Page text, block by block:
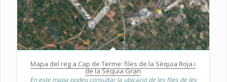
Mapa del reg a Cap de Terme: files de la Sèquia Roja i
de la Sèquia Gran
En este mapa podeu consultar la ubicació de les files de les